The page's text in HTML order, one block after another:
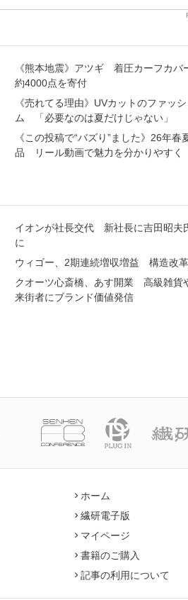
《熊本地震》アツギ 着圧カーフカバ
約4000点を寄付
《売れてる理由》UVカットのファッ
ム 「必要なのは夏だけじゃない」
《この投稿で“バズり”ました》26年春
品 リール動画で魅力を分かりやすく
イオンが社長交代 新社長に吉田昭
に
ウィゴー、2期連続増収増益 構造改
クオーツ心斎橋、あす開業 高級雑貨
来街者にブランド価値発信
ホーム
繊研電子版
マイページ
書籍のご購入
記事の利用について